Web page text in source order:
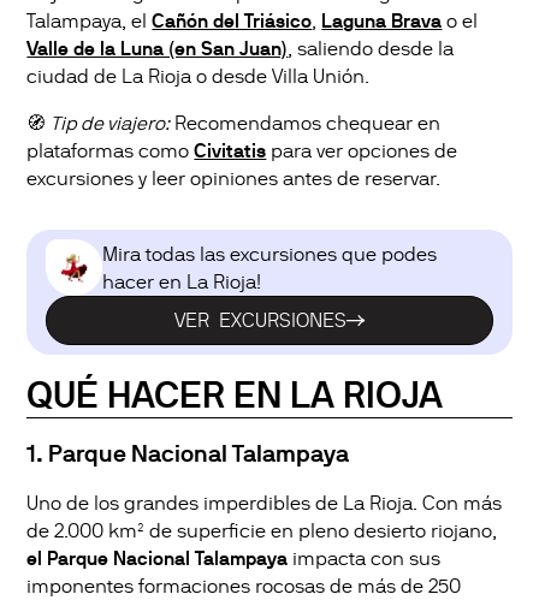
Talampaya, elCañón del Triásico, Laguna Brava o el
Valle de la Luna (en San Juan), saliendo desde la
ciudad de La Rioja o desde Villa Unión.
🧭 Tip de viajero:Recomendamos chequear en
plataformas comoCivitatis para ver opciones de
excursiones y leer opiniones antes de reservar.
Mira todas las excursiones que podes
hacer en La Rioja!
VER EXCURSIONES
QUÉ HACER EN LA RIOJA
1. Parque Nacional Talampaya
Uno de los grandes imperdibles de La Rioja. Con más
de 2.000 km² de superficie en pleno desierto riojano,
el Parque Nacional Talampaya impacta con sus
imponentes formaciones rocosas de más de 250